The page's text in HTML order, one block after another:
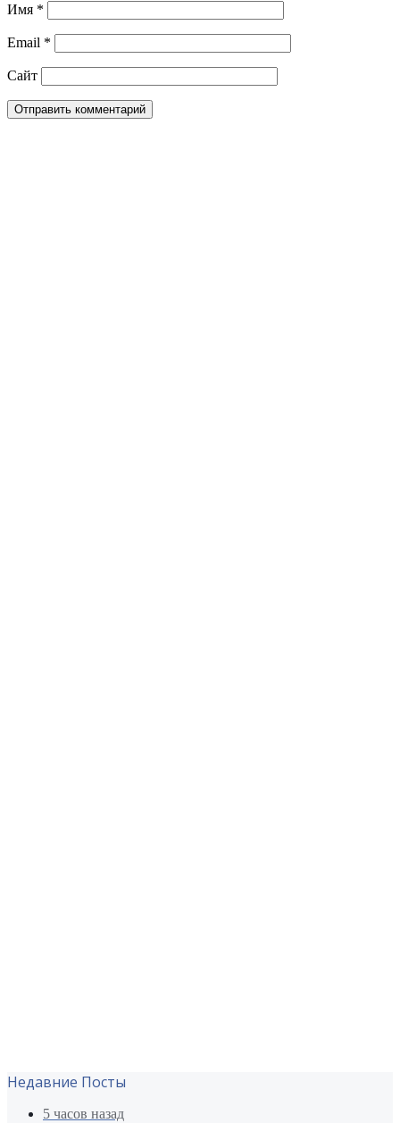
Имя *
Email *
Сайт
Недавние Посты
5 часов назад